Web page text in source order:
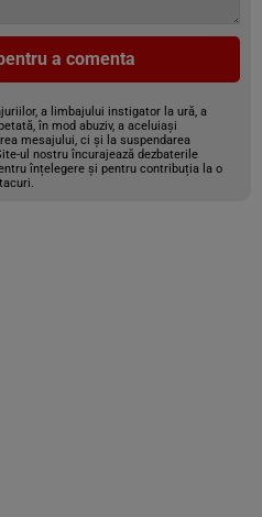
a comenta
a limbajului instigator la ură, a
în mod abuziv, a aceluiași
mesajului, ci și la suspendarea
ul nostru încurajează dezbaterile
înțelegere și pentru contribuția la o